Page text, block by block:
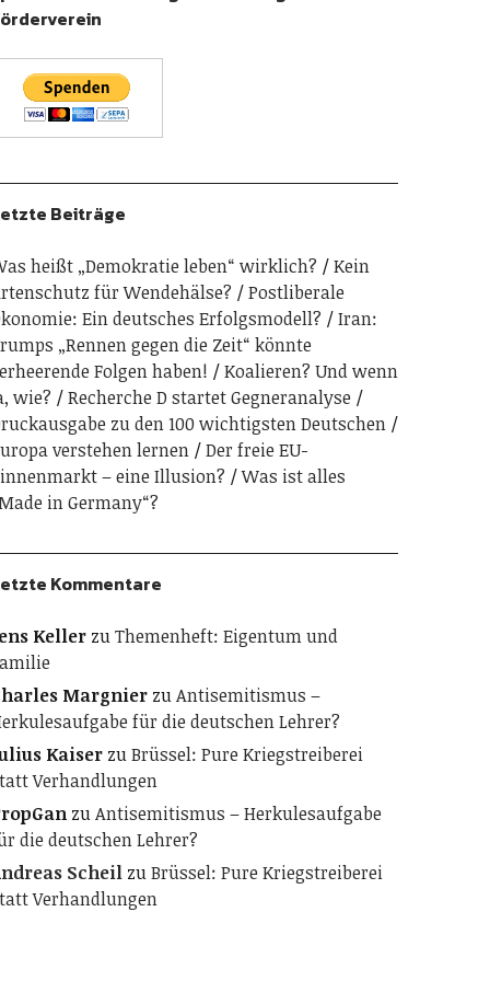
Beiträge
heißt „Demokratie leben“ wirklich?
Kein
für Wendehälse?
Postliberale
Ein deutsches Erfolgsmodell?
Iran:
„Rennen gegen die Zeit“ könnte
Folgen haben!
Koalieren? Und wenn
wie?
Recherche D startet Gegneranalyse
zu den 100 wichtigsten Deutschen
verstehen lernen
Der freie EU-
– eine Illusion?
Was ist alles
in Germany“?
Kommentare
KellerzuThemenheft: Eigentum und
MargnierzuAntisemitismus –
für die deutschen Lehrer?
KaiserzuBrüssel: Pure Kriegstreiberei
Verhandlungen
zuAntisemitismus – Herkulesaufgabe
die deutschen Lehrer?
ScheilzuBrüssel: Pure Kriegstreiberei
Verhandlungen